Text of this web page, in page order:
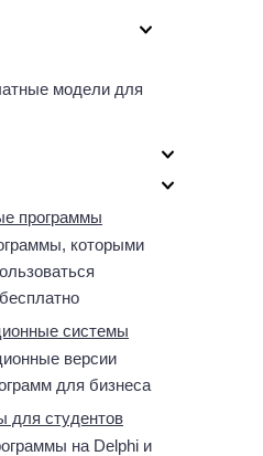
модели для
программы
которыми
системы
версии
для бизнеса
для студентов
на Delphi и